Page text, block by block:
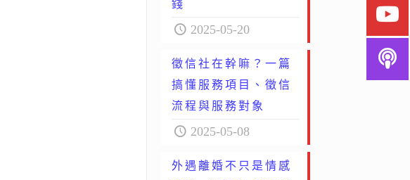
錢
2025-05-20
徵信社在幹嘛？一篇
搞懂服務項目、徵信
流程與服務對象
2025-05-08
外遇離婚不只是情感